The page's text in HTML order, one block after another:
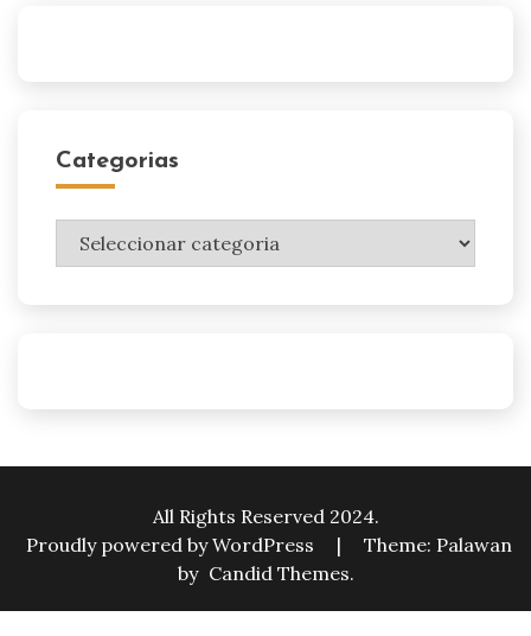
Categorias
Categorias
All Rights Reserved 2024.
Proudly powered by WordPress
|
Theme: Palawan
by Candid Themes.